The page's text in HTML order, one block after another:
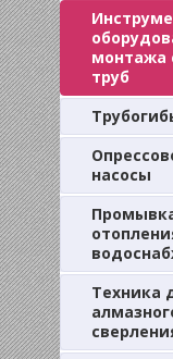
монтажа
труб
насосы
Техника